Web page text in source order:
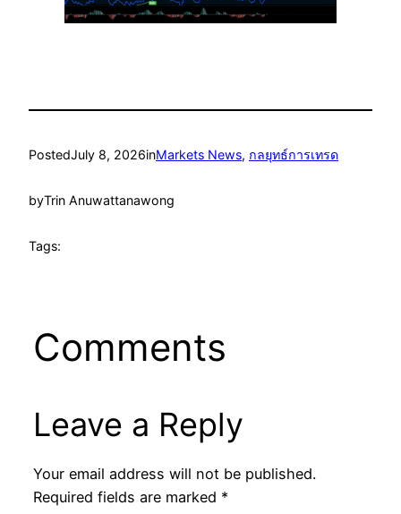
PostedJuly 8, 2026inMarkets News, กลยุทธ์การเทรด
byTrin Anuwattanawong
Tags:
Comments
Leave a Reply
Your email address will not be published.
Required fields are marked *